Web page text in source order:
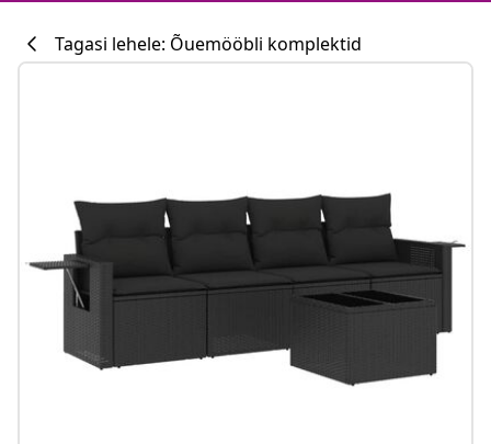
#sharemevidaxl
Tagasi lehele: Õuemööbli komplektid